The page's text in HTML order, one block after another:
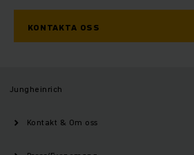
KONTAKTA OSS
Jungheinrich
Kontakt & Om oss